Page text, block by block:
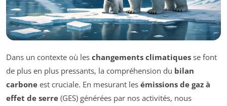
Dans un contexte où les changements climatiques se font
de plus en plus pressants, la compréhension du bilan
carbone est cruciale. En mesurant les émissions de gaz à
effet de serre (GES) générées par nos activités, nous